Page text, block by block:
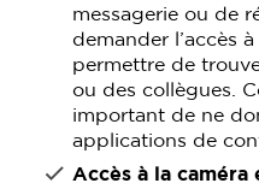
messagerie ou de
demander l’accès
permettre de
ou des collègues.
important de ne
applications de
Accès à la